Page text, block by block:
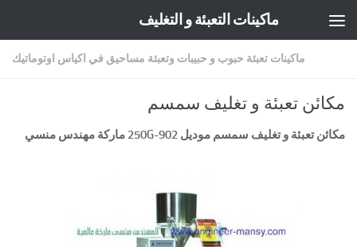
ماكينات التعبئة و التغليف
ماكينات تعبئة حبوب و حبيبات وتعبئة مساحيق في اكياس اوتوماتيك
مكائن تعبئة و تغليف سمسم
مكائن تعبئة و تغليف سمسم موديل 902-250G ماركة مهندس منسي